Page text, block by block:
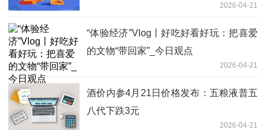
2026-04-21
“体验经济”Vlog丨好吃好看好玩：把喜爱
的文物“带回家”_今日观点
2026-04-21
酒价内参4月21日价格发布：五粮液普五
八代下跌3元
2026-04-21